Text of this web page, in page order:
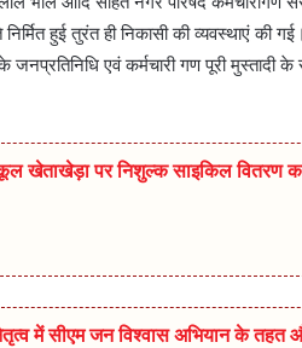
हुई तुरंत ही निकासी की व्यवस्थाएं की
एवं कर्मचारी गण पूरी
खेताखेड़ा पर निशुल्क साइकिल वितरण
में सीएम जन विश्वास अभियान के तहत